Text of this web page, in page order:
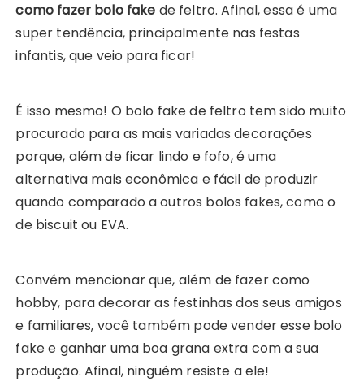
como fazer bolo fake de feltro. Afinal, essa é uma
super tendência, principalmente nas festas
infantis, que veio para ficar!
É isso mesmo! O bolo fake de feltro tem sido muito
procurado para as mais variadas decorações
porque, além de ficar lindo e fofo, é uma
alternativa mais econômica e fácil de produzir
quando comparado a outros bolos fakes, como o
de biscuit ou EVA.
Convém mencionar que, além de fazer como
hobby, para decorar as festinhas dos seus amigos
e familiares, você também pode vender esse bolo
fake e ganhar uma boa grana extra com a sua
produção. Afinal, ninguém resiste a ele!